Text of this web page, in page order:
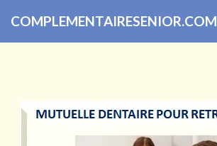
COMPLEMENTAIRESENIOR.COM